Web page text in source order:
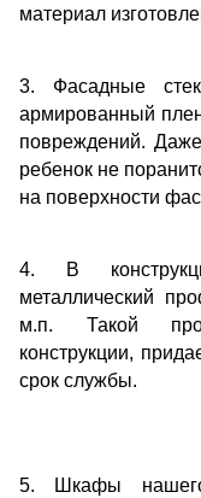
материал
3. Фасадные
армированный
повреждений.
ребенок не
на поверхности
4. В
металлический
м.п. Такой
конструкции,
срок службы.
5. Шкафы нашего